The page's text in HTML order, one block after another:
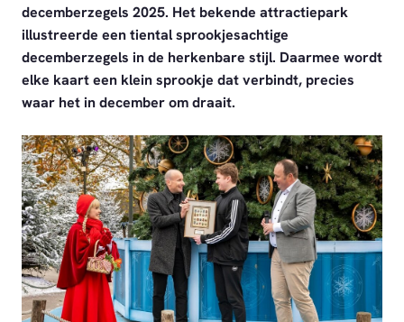
decemberzegels 2025. Het bekende attractiepark
illustreerde een tiental sprookjesachtige
decemberzegels in de herkenbare stijl. Daarmee wordt
elke kaart een klein sprookje dat verbindt, precies
waar het in december om draait.